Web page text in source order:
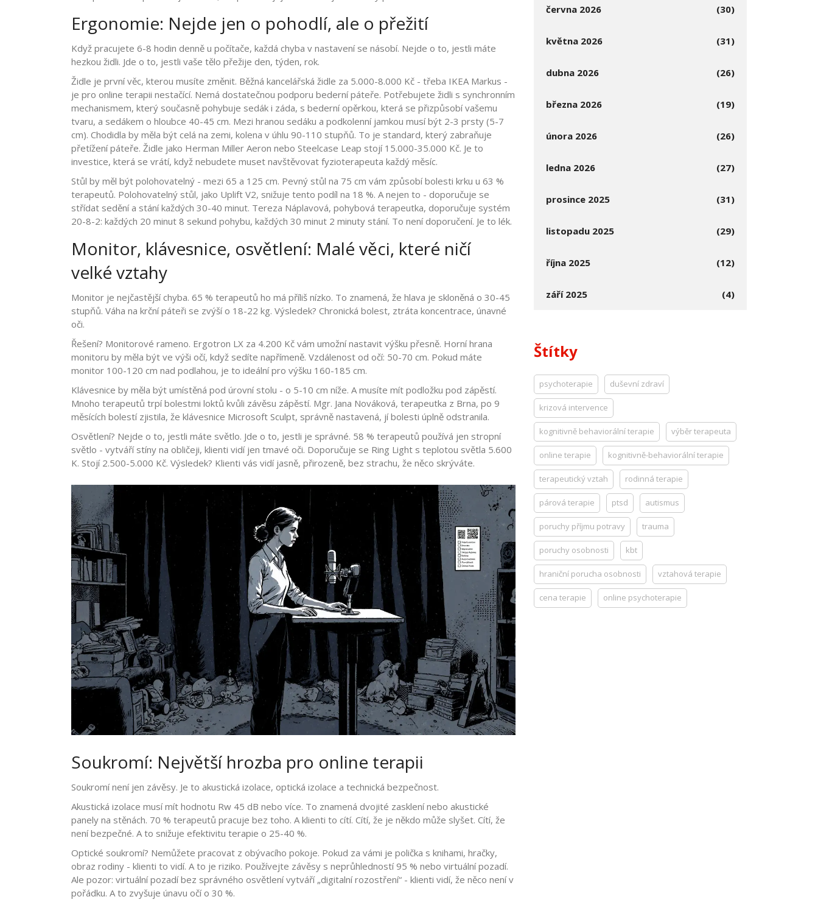
Ergonomie: Nejde jen o pohodlí, ale o přežití
Když pracujete 6-8 hodin denně u počítače, každá chyba v nastavení se násobí. Nejde o to, jestli máte
hezkou židli. Jde o to, jestli vaše tělo přežije den, týden, rok.
Židle je první věc, kterou musíte změnit. Běžná kancelářská židle za 5.000-8.000 Kč - třeba IKEA Markus -
je pro online terapii nestačící. Nemá dostatečnou podporu bederní páteře. Potřebujete židli s synchronním
mechanismem, který současně pohybuje sedák i záda, s bederní opěrkou, která se přizpůsobí vašemu
tvaru, a sedákem o hloubce 40-45 cm. Mezi hranou sedáku a podkolenní jamkou musí být 2-3 prsty (5-7
cm). Chodidla by měla být celá na zemi, kolena v úhlu 90-110 stupňů. To je standard, který zabraňuje
přetížení páteře. Židle jako Herman Miller Aeron nebo Steelcase Leap stojí 15.000-35.000 Kč. Je to
investice, která se vrátí, když nebudete muset navštěvovat fyzioterapeuta každý měsíc.
Stůl by měl být polohovatelný - mezi 65 a 125 cm. Pevný stůl na 75 cm vám způsobí bolesti krku u 63 %
terapeutů. Polohovatelný stůl, jako Uplift V2, snižuje tento podíl na 18 %. A nejen to - doporučuje se
střídat sedění a stání každých 30-40 minut. Tereza Náplavová, pohybová terapeutka, doporučuje systém
20-8-2: každých 20 minut 8 sekund pohybu, každých 30 minut 2 minuty stání. To není doporučení. Je to lék.
Monitor, klávesnice, osvětlení: Malé věci, které ničí
velké vztahy
Monitor je nejčastější chyba. 65 % terapeutů ho má příliš nízko. To znamená, že hlava je skloněná o 30-45
stupňů. Váha na krční páteři se zvýší o 18-22 kg. Výsledek? Chronická bolest, ztráta koncentrace, únavné
oči.
Řešení? Monitorové rameno. Ergotron LX za 4.200 Kč vám umožní nastavit výšku přesně. Horní hrana
monitoru by měla být ve výši očí, když sedíte napřímeně. Vzdálenost od očí: 50-70 cm. Pokud máte
monitor 100-120 cm nad podlahou, je to ideální pro výšku 160-185 cm.
Klávesnice by měla být umístěná pod úrovní stolu - o 5-10 cm níže. A musíte mít podložku pod zápěstí.
Mnoho terapeutů trpí bolestmi loktů kvůli závěsu zápěstí. Mgr. Jana Nováková, terapeutka z Brna, po 9
měsících bolestí zjistila, že klávesnice Microsoft Sculpt, správně nastavená, jí bolesti úplně odstranila.
Osvětlení? Nejde o to, jestli máte světlo. Jde o to, jestli je správné. 58 % terapeutů používá jen stropní
světlo - vytváří stíny na obličeji, klienti vidí jen tmavé oči. Doporučuje se Ring Light s teplotou světla 5.600
K. Stojí 2.500-5.000 Kč. Výsledek? Klienti vás vidí jasně, přirozeně, bez strachu, že něco skrýváte.
Soukromí: Největší hrozba pro online terapii
Soukromí není jen závěsy. Je to akustická izolace, optická izolace a technická bezpečnost.
Akustická izolace musí mít hodnotu Rw 45 dB nebo více. To znamená dvojité zasklení nebo akustické
panely na stěnách. 70 % terapeutů pracuje bez toho. A klienti to cítí. Cítí, že je někdo může slyšet. Cítí, že
není bezpečné. A to snižuje efektivitu terapie o 25-40 %.
Optické soukromí? Nemůžete pracovat z obývacího pokoje. Pokud za vámi je polička s knihami, hračky,
obraz rodiny - klienti to vidí. A to je riziko. Používejte závěsy s neprůhledností 95 % nebo virtuální pozadí.
Ale pozor: virtuální pozadí bez správného osvětlení vytváří „digitalní rozostření“ - klienti vidí, že něco není v
pořádku. A to zvyšuje únavu očí o 30 %.
června 2026 (30)
května 2026 (31)
dubna 2026 (26)
března 2026 (19)
února 2026 (26)
ledna 2026 (27)
prosince 2025 (31)
listopadu 2025 (29)
října 2025 (12)
září 2025 (4)
Štítky
psychoterapie duševní zdraví
krizová intervence
kognitivně behaviorální terapie výběr terapeuta
online terapie kognitivně-behaviorální terapie
terapeutický vztah rodinná terapie
párová terapie ptsd autismus
poruchy příjmu potravy trauma
poruchy osobnosti kbt
hraniční porucha osobnosti vztahová terapie
cena terapie online psychoterapie